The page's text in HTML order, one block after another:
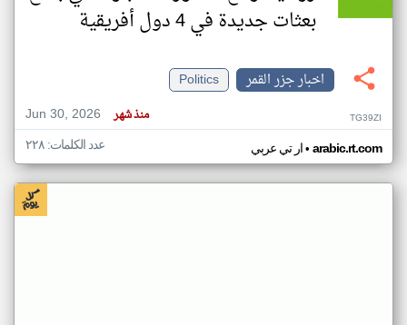
بعثات جديدة في 4 دول أفريقية
اخبار جزر القمر
Politics
Jun 30, 2026
منذ شهر TG39ZI
ار تي عربي• arabic.rt.com عدد الكلمات: ٢٢٨